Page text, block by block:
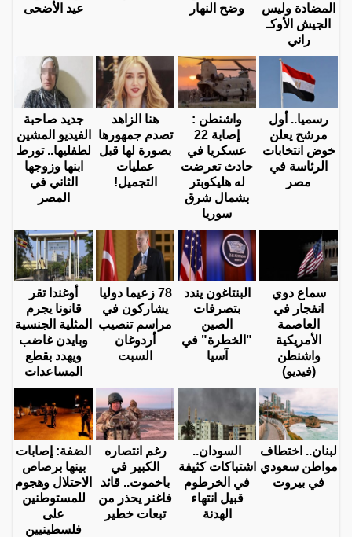
المضادة وليس
الجيش الأوكـ
راني
وضح النهار
عيد الأضحى
رسميا.. أول
مرشح يعلن
خوض انتخابات
الرئاسة في
مصر
واشنطن :
إصابة 22
عسكريا في
حادث تعرضت
له هليكوبتر
بشمال شرق
سوريا
هنا الزاهد
تصدم جمهورها
بصورة لها قبل
عمليات
التجميل!
جديد صاحبة
الفيديو المشين
لطفليها.. تورط
ابنها وزوجها
الثاني في
المصر
سماع دوي
انفجار في
العاصمة
الأمريكية
واشنطن
(فيديو)
البنتاغون يندد
بتصرفات
الصين
"الخطرة" في
آسيا
78 زعيما دوليا
يشاركون في
مراسم تنصيب
أردوغان
السبت
أوغندا تقر
قانونا يجرم
المثلية الجنسية
وبايدن غاضب
ويهدد بقطع
المساعدات
لبنان.. اختطاف
مواطن سعودي
في بيروت
السودان..
اشتباكات كثيفة
في الخرطوم
قبيل انتهاء
الهدنة
رغم انتصاره
الكبير في
باخموت.. قائد
فاغنر يحذر من
تبعات خطير
الضفة: إصابات
بينها برصاص
الاحتلال وهجوم
للمستوطنين
على
فلسطينيين